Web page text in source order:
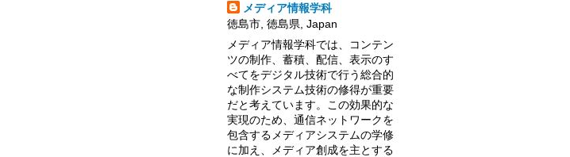
メディア情報学科
徳島市, 徳島県, Japan
メディア情報学科では、コンテン
ツの制作、蓄積、配信、表示のす
べてをデジタル技術で行う総合的
な制作システム技術の修得が重要
だと考えています。この効果的な
実現のため、通信ネットワークを
包含するメディアシステムの学修
に加え、メディア創成を主とする